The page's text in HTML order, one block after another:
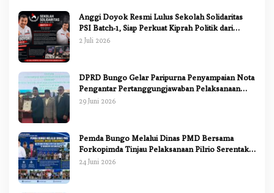
Anggi Doyok Resmi Lulus Sekolah Solidaritas
PSI Batch-1, Siap Perkuat Kiprah Politik dari
Daerah
2 Juli 2026
DPRD Bungo Gelar Paripurna Penyampaian Nota
Pengantar Pertanggungjawaban Pelaksanaan
APBD 2025
29 Juni 2026
Pemda Bungo Melalui Dinas PMD Bersama
Forkopimda Tinjau Pelaksanaan Pilrio Serentak
2026
24 Juni 2026